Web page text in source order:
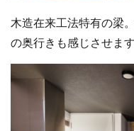
木造在来工法特有の梁
の奥行きも感じさせます